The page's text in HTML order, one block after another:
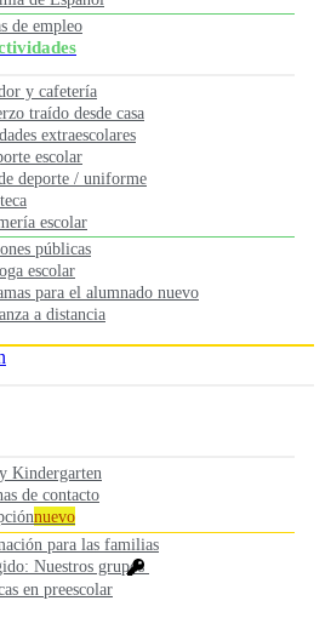
de empleo
y cafetería
traído desde casa
extraescolares
escolar
deporte / uniforme
escolar
públicas
escolar
para el alumnado nuevo
a distancia
Kindergarten
de contacto
nuevo
para las familias
Nuestros grupos
en preescolar